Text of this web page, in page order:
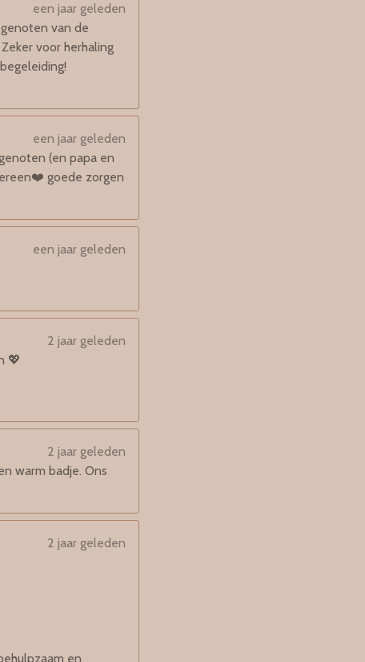
een jaar geleden
van de
voor herhaling
een jaar geleden
(en papa en
goede zorgen
een jaar geleden
2 jaar geleden
💖
2 jaar geleden
warm badje. Ons
2 jaar geleden
en